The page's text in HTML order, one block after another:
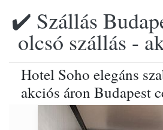
✔️ Szállás
olcsó szállás -
Hotel Soho elegáns
akciós áron Budapest